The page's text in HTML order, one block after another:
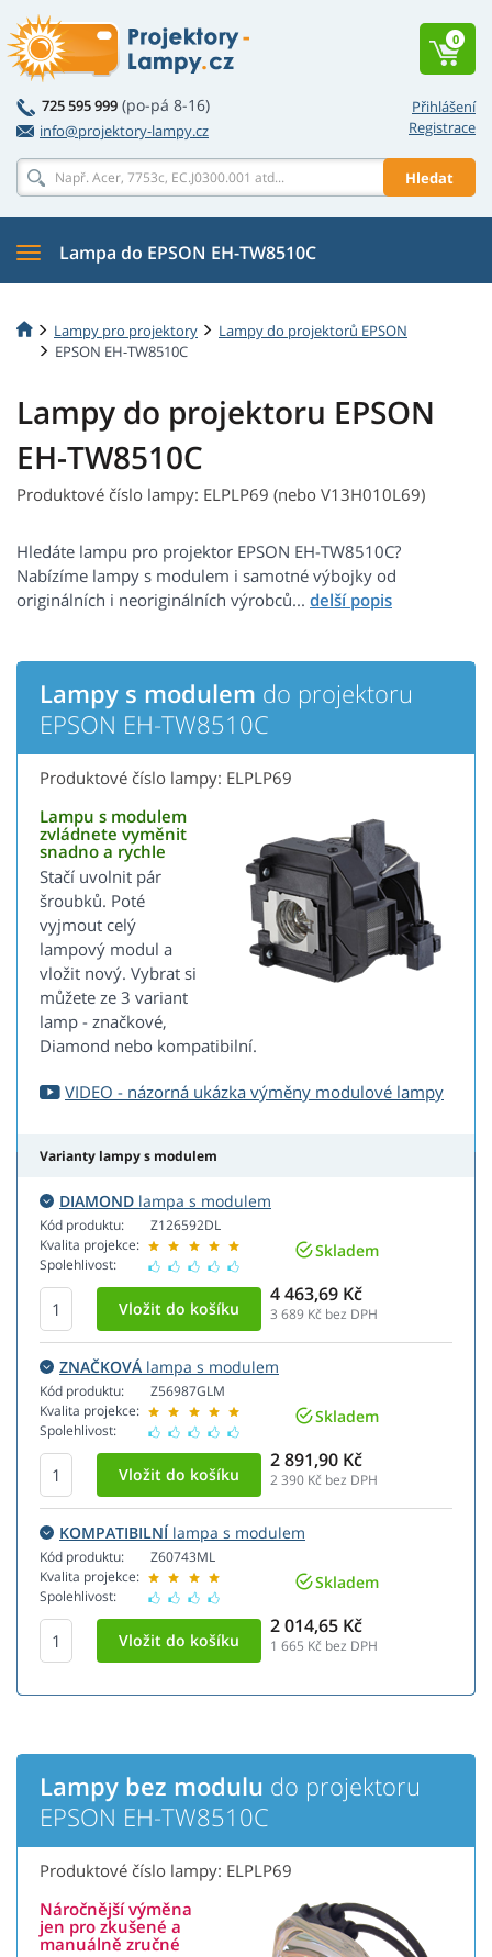
Přihlášení
Registrace
725 595 999 (po-pá 8-16)
info@projektory-lampy.cz
Hledat
0
Lampa do EPSON EH-TW8510C
Lampy pro projektory
Lampy do projektorů EPSON
EPSON EH-TW8510C
Lampy do projektoru EPSON
EH-TW8510C
Produktové číslo lampy: ELPLP69 (nebo V13H010L69)
Hledáte lampu pro projektor EPSON EH-TW8510C?
Nabízíme lampy s modulem i samotné výbojky od
originálních i neoriginálních výrobců...
Lampy s modulem do projektoru
EPSON EH-TW8510C
Produktové číslo lampy: ELPLP69
Lampu s modulem
zvládnete vyměnit
snadno a rychle
Stačí uvolnit pár
šroubků. Poté
vyjmout celý
lampový modul a
vložit nový. Vybrat si
můžete ze 3 variant
lamp - značkové,
Diamond nebo kompatibilní.
VIDEO - názorná ukázka výměny modulové lampy
Varianty lampy s modulem
DIAMOND lampa s modulem
Kód produktu:
Kvalita projekce:
Spolehlivost:
Z126592DL
Skladem
4 463,69 Kč
3 689 Kč bez DPH
ZNAČKOVÁ lampa s modulem
Kód produktu:
Kvalita projekce:
Spolehlivost:
Z56987GLM
Skladem
2 891,90 Kč
2 390 Kč bez DPH
KOMPATIBILNÍlampa s modulem
Kód produktu:
Kvalita projekce:
Spolehlivost:
Z60743ML
Skladem
2 014,65 Kč
1 665 Kč bez DPH
Lampy bez modulu do projektoru
EPSON EH-TW8510C
Produktové číslo lampy: ELPLP69
Náročnější výměna
jen pro zkušené a
manuálně zručné